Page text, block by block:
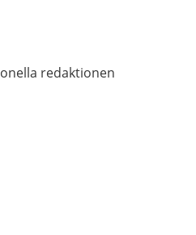
redaktionen